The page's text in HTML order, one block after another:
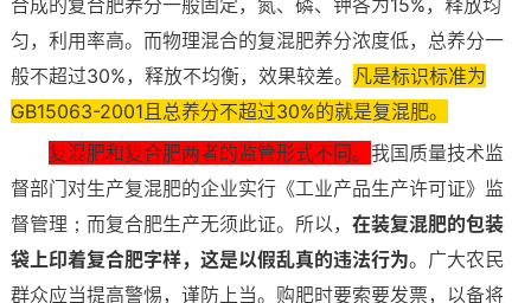
匀，利用率高。而物理混合的复混肥养分浓度低，总养分一
般不超过30%，释放不均衡，效果较差。 凡是标识标准为
GB15063-2001且总养分不超过30%的就是复混肥。
复混肥和复合肥两者的监管形式不同。 我国质量技术监
督部门对生产复混肥的企业实行《工业产品生产许可证》监
督管理；而复合肥生产无须此证。所以， 在装复混肥的包装
袋上印着复合肥字样，这是以假乱真的违法行为。广大农民
群众应当提高警惕，谨防上当。购肥时要索要发票，以备将